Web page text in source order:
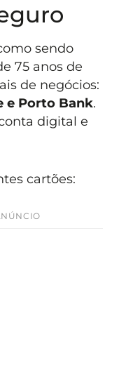
sendo
75 anos de
de negócios:
e Porto Bank.
digital e
cartões: